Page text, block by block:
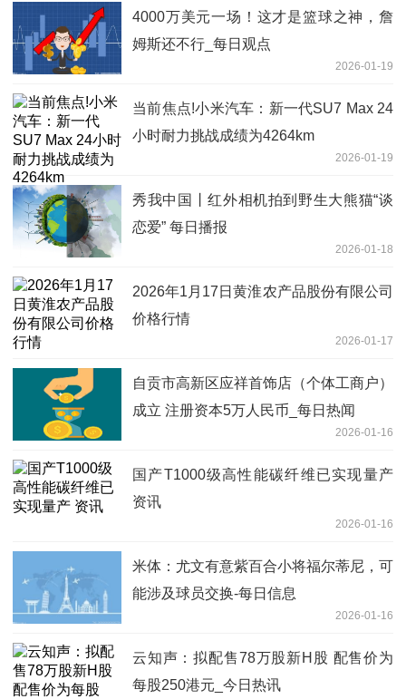
4000万美元一场！这才是篮球之神，詹
姆斯还不行_每日观点
2026-01-19
当前焦点!小米汽车：新一代SU7 Max 24
小时耐力挑战成绩为4264km
2026-01-19
秀我中国丨红外相机拍到野生大熊猫“谈
恋爱” 每日播报
2026-01-18
2026年1月17日黄淮农产品股份有限公司
价格行情
2026-01-17
自贡市高新区应祥首饰店（个体工商户）
成立 注册资本5万人民币_每日热闻
2026-01-16
国产T1000级高性能碳纤维已实现量产
资讯
2026-01-16
米体：尤文有意紫百合小将福尔蒂尼，可
能涉及球员交换-每日信息
2026-01-16
云知声：拟配售78万股新H股 配售价为
每股250港元_今日热讯